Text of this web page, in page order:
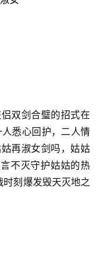
双剑合璧的招式在
悉心回护，二人情
再淑女剑吗，姑姑
不灭守护姑姑的热
时刻爆发毁天灭地之